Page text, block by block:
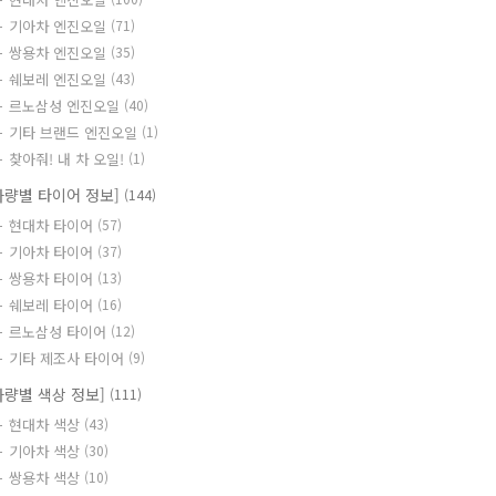
기아차 엔진오일 (71)
쌍용차 엔진오일 (35)
쉐보레 엔진오일 (43)
르노삼성 엔진오일 (40)
기타 브랜드 엔진오일 (1)
찾아줘! 내 차 오일! (1)
별 타이어 정보] (144)
현대차 타이어 (57)
기아차 타이어 (37)
쌍용차 타이어 (13)
쉐보레 타이어 (16)
르노삼성 타이어 (12)
기타 제조사 타이어 (9)
별 색상 정보] (111)
현대차 색상 (43)
기아차 색상 (30)
쌍용차 색상 (10)